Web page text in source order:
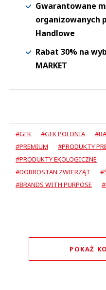
Gwarantowane
organizowanych
Handlowe
Rabat 30% na
MARKET
#GFK #GFK POLONIA
#PREMIUM
#PRODUKTY
#PRODUKTY EKOLOGICZNE
#DOBROSTAN ZWIERZĄT
#BRANDS WITH PURPOSE
POKAŻ